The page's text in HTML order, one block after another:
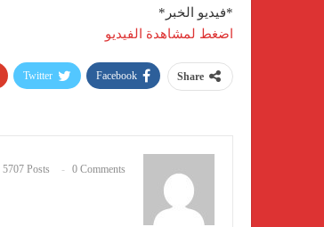
*فيديو الخبر*
اضغط لمشاهدة الفيديو
Share
Facebook
Twitter
5707 Posts 0 Comments